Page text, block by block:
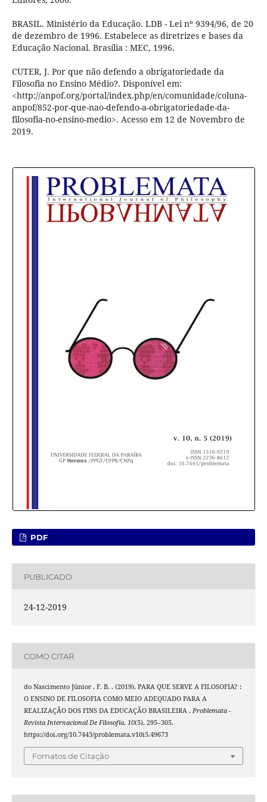
BRASIL. Ministério da Educação. LDB - Lei nº 9394/96, de 20
de dezembro de 1996. Estabelece as diretrizes e bases da
Educação Nacional. Brasília : MEC, 1996.
CUTER, J. Por que não defendo a obrigatoriedade da
Filosofia no Ensino Médio?. Disponível em:
<http://anpof.org/portal/index.php/en/comunidade/coluna-
anpof/852-por-que-nao-defendo-a-obrigatoriedade-da-
filosofia-no-ensino-medio>. Acesso em 12 de Novembro de
2019.
PDF
PUBLICADO
24-12-2019
COMO CITAR
do Nascimento Júnior , F. B. . (2019). PARA QUE SERVE A FILOSOFIA? :
O ENSINO DE FILOSOFIA COMO MEIO ADEQUADO PARA A
REALIZAÇÃO DOS FINS DA EDUCAÇÃO BRASILEIRA . Problemata -
Revista Internacional De Filosofia, 10(5), 295–305.
https://doi.org/10.7443/problemata.v10i5.49673
Fomatos de Citação